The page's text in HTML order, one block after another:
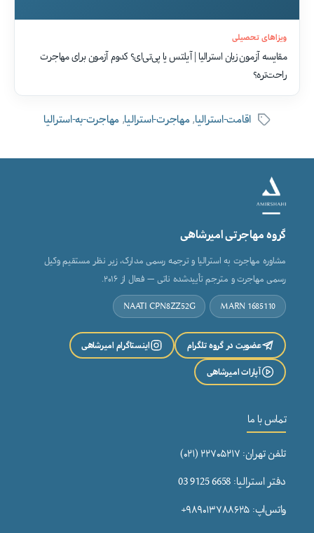
ویزاهای تحصیلی
مقایسه آزمون زبان استرالیا | آیلتس یا پی‌تی‌ای؟ کدوم آزمون برای مهاجرت
راحت‌تره؟
برچسب‌ها
اقامت-استرالیا,مهاجرت-استرالیا, مهاجرت-به-استرالیا
گروه مهاجرتی امیرشاهی
مشاوره مهاجرت به استرالیا و ترجمه رسمی مدارک، زیر نظر مستقیم وکیل
رسمی مهاجرت و مترجم تأییدشده ناتی — فعال از ۲۰۱۶.
MARN 1685110
NAATI CPN8ZZ52G
عضویت در گروه تلگرام اینستاگرام امیرشاهی
آپارات امیرشاهی
تماس با ما
تلفن تهران: ۲۲۷۰۵۲۱۷ (۰۲۱)
دفتر استرالیا: 6658 9125 03
واتس‌اپ: ۹۸۹۰۱۳۷۸۸۶۲۵+